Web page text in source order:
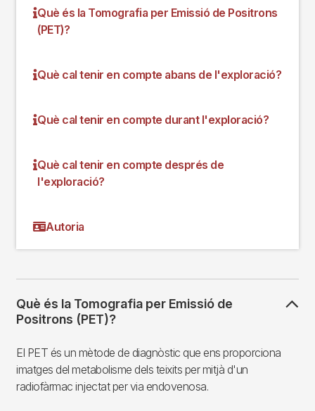
Què és la Tomografia per Emissió de Positrons
(PET)?
Què cal tenir en compte abans de l'exploració?
Què cal tenir en compte durant l'exploració?
Què cal tenir en compte després de
l'exploració?
Autoria
Què és la Tomografia per Emissió de
Positrons (PET)?
El PET és un mètode de diagnòstic que ens proporciona
imatges del metabolisme dels teixits per mitjà d'un
radiofàrmac injectat per via endovenosa.